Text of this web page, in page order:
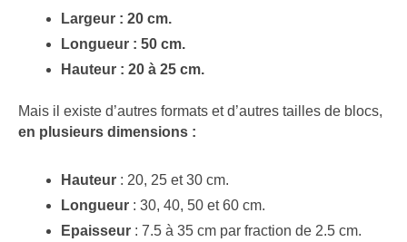
Largeur : 20 cm.
Longueur : 50 cm.
Hauteur : 20 à 25 cm.
Mais il existe d’autres formats et d’autres tailles de blocs,
en plusieurs dimensions :
Hauteur : 20, 25 et 30 cm.
Longueur: 30, 40, 50 et 60 cm.
Epaisseur : 7.5 à 35 cm par fraction de 2.5 cm.